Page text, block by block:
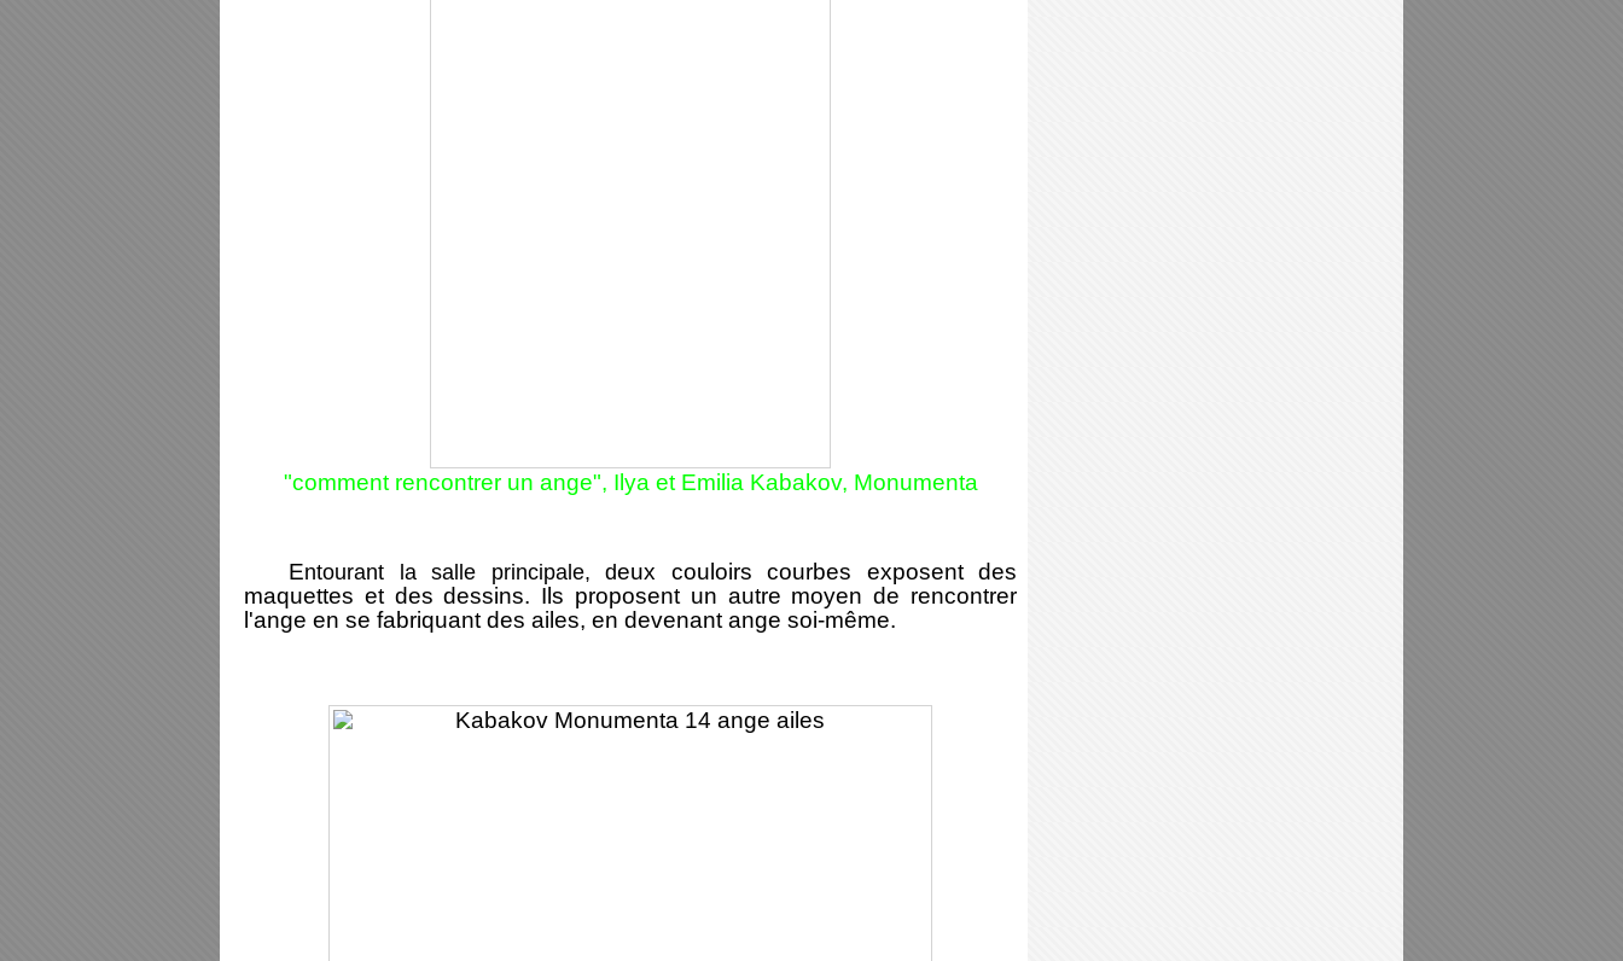
"comment rencontrer un ange", Ilya et Emilia Kabakov, Monumenta
Entourant la salle principale, deux couloirs courbes exposent des
maquettes et des dessins. Ils proposent un autre moyen de rencontrer
l'ange en se fabriquant des ailes, en devenant ange soi-même.